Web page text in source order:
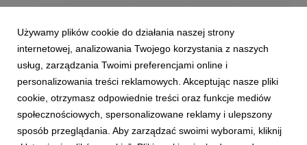
WSB WROCŁAW WROCŁAW WROCLAW
Używamy plików cookie do działania naszej strony
internetowej, analizowania Twojego korzystania z naszych
usług, zarządzania Twoimi preferencjami online i
personalizowania treści reklamowych. Akceptując nasze pliki
cookie, otrzymasz odpowiednie treści oraz funkcje mediów
społecznościowych, spersonalizowane reklamy i ulepszony
sposób przeglądania. Aby zarządzać swoimi wyborami, kliknij